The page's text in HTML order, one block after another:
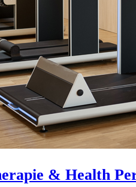
& Health